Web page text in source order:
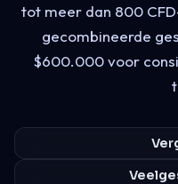
tot meer dan 800
gecombineerde
$600.000 voor